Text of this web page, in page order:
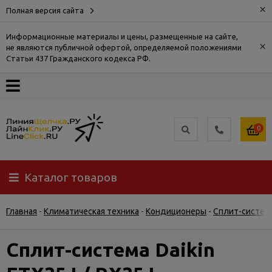
Полная версия сайта ×
Информационные материалы и цены, размещенные на сайте,
не являются публичной офертой, определяемой положениями
Статьи 437 Гражданского кодекса РФ.
×
О
Доставка
Самовывоз
Гарантия
возврат
0
Каталог товаров
Главная - Климатическая техника - Кондиционеры - Сплит-
Сплит-система Daikin